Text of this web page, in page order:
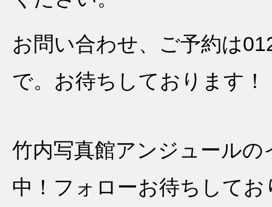
お問い合わせ、ご予約は
で。お待ちしております！
竹内写真館アンジュール
中！フォローお待ちしてお